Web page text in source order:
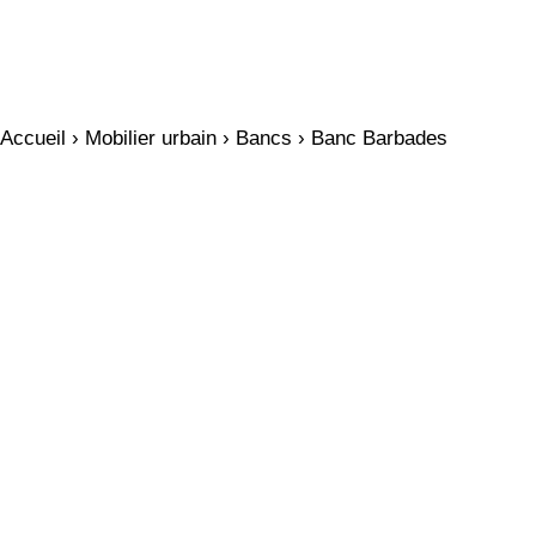
Accueil › Mobilier urbain › Bancs › Banc Barbades